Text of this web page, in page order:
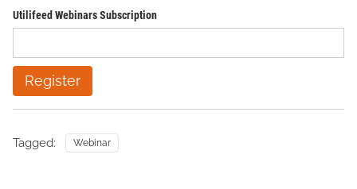
Utilifeed Webinars Subscription
Tagged: Webinar